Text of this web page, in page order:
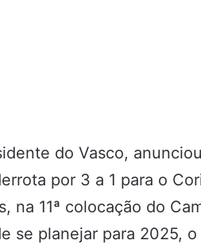
do Vasco,
por 3 a 1 para o
na 11ª colocação do
se planejar para 2025,